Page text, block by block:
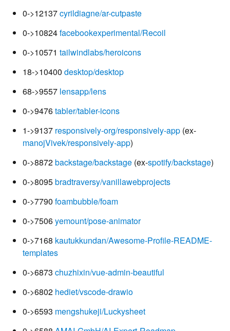
0->12137cyrildiagne/ar-cutpaste
0->10824facebookexperimental/Recoil
0->10571 tailwindlabs/heroicons
18->10400 desktop/desktop
68->9557 lensapp/lens
0->9476tabler/tabler-icons
1->9137 responsively-org/responsively-app (ex-
manojVivek/responsively-app)
0->8872backstage/backstage (ex-spotify/backstage)
0->8095bradtraversy/vanillawebprojects
0->7790 foambubble/foam
0->7506yemount/pose-animator
0->7168 kautukkundan/Awesome-Profile-README-
templates
0->6873 chuzhixin/vue-admin-beautiful
0->6802 hediet/vscode-drawio
0->6593 mengshukeji/Luckysheet